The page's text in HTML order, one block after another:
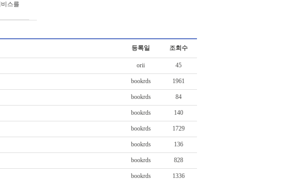
스를
등록일 조회수
orii 45
bookrds 1961
bookrds 84
bookrds 140
bookrds 1729
bookrds 136
bookrds 828
bookrds 1336